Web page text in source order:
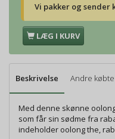
Vi pakker og
LÆG I KURV
Beskrivelse Andre købte
Med denne skønne
som får sin sødme fra
indeholder oolong the,